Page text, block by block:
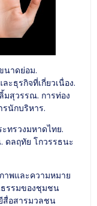
นาดย่อม.
ะธุรกิจที่เกี่ยวเนื่อง.
สุวรรณ. การท่อง
รนักบริหาร.
ทรวงมหาดไทย.
ดลฤทัย โกวรรธนะ
าพและความหมาย
รรมของชุมชน
สื่อสารมวลชน